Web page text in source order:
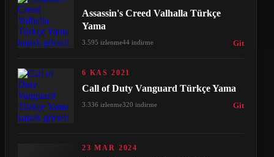
Assassin's Creed Valhalla Türkçe
Yama
3.595 izlenme44 indirme Git
6 KAS 2021
Call of Duty Vanguard Türkçe Yama
3.336 izlenme320 indirme Git
23 MAR 2024